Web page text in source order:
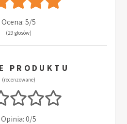
Ocena: 5/5
(29 głosów)
PRODUKTU
(recenzowane)
Opinia: 0/5